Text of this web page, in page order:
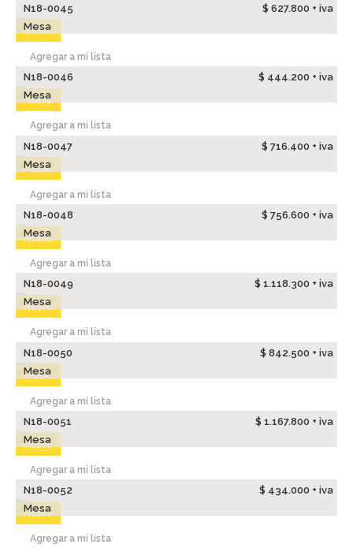
Nuevo
N18-0045
$ 627.800 + iva
Mesa
Agregar a mi lista
Nuevo
N18-0046
$ 444.200 + iva
Mesa
Agregar a mi lista
Nuevo
N18-0047
$ 716.400 + iva
Mesa
Agregar a mi lista
Nuevo
N18-0048
$ 756.600 + iva
Mesa
Agregar a mi lista
Nuevo
N18-0049
$ 1.118.300 + iva
Mesa
Agregar a mi lista
Nuevo
N18-0050
$ 842.500 + iva
Mesa
Agregar a mi lista
Nuevo
N18-0051
$ 1.167.800 + iva
Mesa
Agregar a mi lista
Nuevo
N18-0052
$ 434.000 + iva
Mesa
Agregar a mi lista